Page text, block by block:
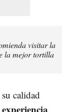
visitar la
la mejor tortilla
calidad